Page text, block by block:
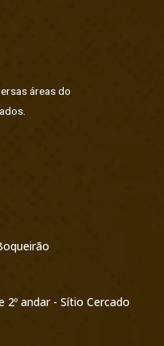
áreas do
2º andar - Sítio Cercado